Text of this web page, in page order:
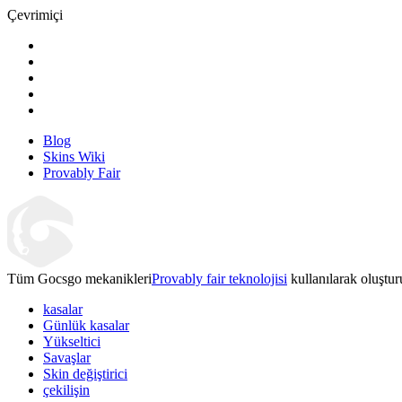
Çevrimiçi
Blog
Skins Wiki
Provably Fair
Tüm Gocsgo mekanikleriProvably fair teknolojisi kullanılarak
kasalar
Günlük kasalar
Yükseltici
Savaşlar
Skin değiştirici
çekilişin